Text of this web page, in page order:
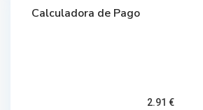
Calculadora de Pago
2.91 €